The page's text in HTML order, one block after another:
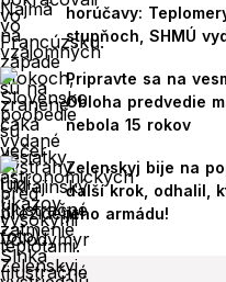
horúčavy:
stupňoch, SHMÚ
Pripravte sa na
Obloha predvedie
nebola 15 rokov
Zelenskyj bije na
ďalší krok, odhalil,
jeho armádu!